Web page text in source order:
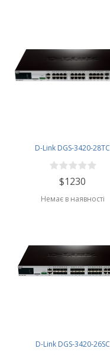
D-Link DGS-3420-28TC
$1230
Немає в наявності
D-Link DGS-3420-26SC